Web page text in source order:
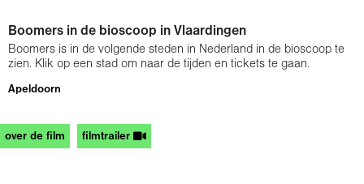
Boomers in de bioscoop in Vlaardingen
Boomers is in de volgende steden in Nederland in de bioscoop te
zien. Klik op een stad om naar de tijden en tickets te gaan.
Apeldoorn
over de film filmtrailer